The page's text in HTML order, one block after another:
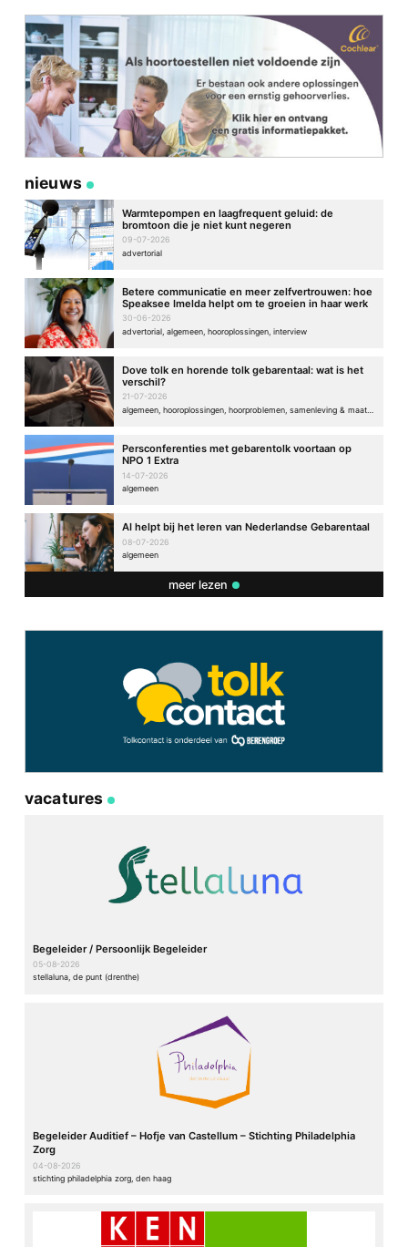
nieuws
Warmtepompen en laagfrequent geluid: de
bromtoon die je niet kunt negeren
09-07-2026
advertorial
Betere communicatie en meer zelfvertrouwen: hoe
Speaksee Imelda helpt om te groeien in haar werk
30-06-2026
advertorial, algemeen, hooroplossingen, interview
Dove tolk en horende tolk gebarentaal: wat is het
verschil?
21-07-2026
Persconferenties met gebarentolk voortaan op
NPO 1 Extra
14-07-2026
algemeen
AI helpt bij het leren van Nederlandse Gebarentaal
08-07-2026
algemeen
meer lezen
vacatures
Begeleider / Persoonlijk Begeleider
05-08-2026
stellaluna, de punt (drenthe)
Begeleider Auditief – Hofje van Castellum – Stichting Philadelphia
Zorg
04-08-2026
stichting philadelphia zorg, den haag